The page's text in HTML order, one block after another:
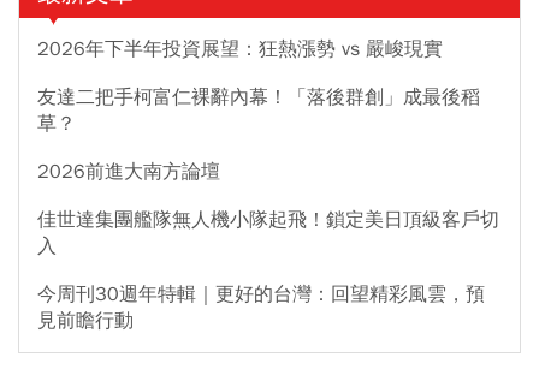
2026年下半年投資展望：狂熱漲勢 vs 嚴峻現實
友達二把手柯富仁裸辭內幕！「落後群創」成最後稻
草？
2026前進大南方論壇
佳世達集團艦隊無人機小隊起飛！鎖定美日頂級客戶切
入
今周刊30週年特輯｜更好的台灣：回望精彩風雲，預
見前瞻行動